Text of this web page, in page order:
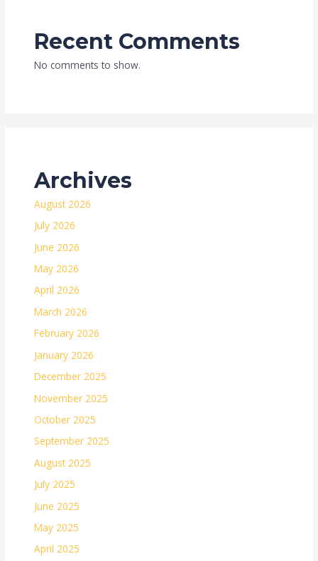
Recent Comments
No comments to show.
Archives
August 2026
July 2026
June 2026
May 2026
April 2026
March 2026
February 2026
January 2026
December 2025
November 2025
October 2025
September 2025
August 2025
July 2025
June 2025
May 2025
April 2025